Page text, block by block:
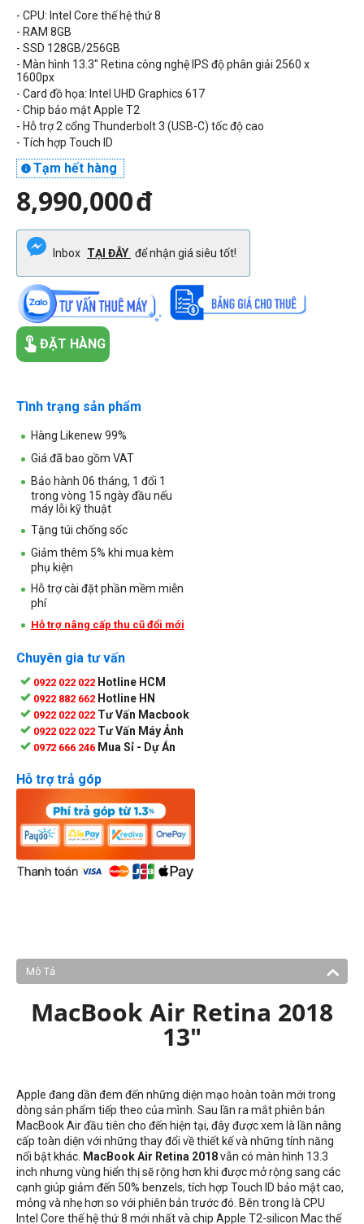
- CPU: Intel Core thế hệ thứ 8
- RAM 8GB
- SSD 128GB/256GB
- Màn hình 13.3" Retina công nghệ IPS độ phân giải 2560 x
1600px
- Card đồ họa: Intel UHD Graphics 617
- Chip bảo mật Apple T2
- Hỗ trợ 2 cổng Thunderbolt 3 (USB-C) tốc độ cao
- Tích hợp Touch ID
Tạm hết hàng

8,990,000đ
Inbox TẠI ĐÂY để nhận giá siêu tốt!
ĐẶT HÀNG
Tình trạng sản phẩm
Hàng Likenew 99%
Giá đã bao gồm VAT
Bảo hành 06 tháng, 1 đổi 1
trong vòng 15 ngày đầu nếu
máy lỗi kỹ thuật
Tặng túi chống sốc
Giảm thêm 5% khi mua kèm
phụ kiện
Hỗ trợ cài đặt phần mềm miễn
phí
Hỗ trợ nâng cấp thu cũ đổi mới
Chuyên gia tư vấn
0922 022 022 Hotline HCM
0922 882 662 Hotline HN
0922 022 022 Tư Vấn Macbook
0922 022 022 Tư Vấn Máy Ảnh
0972 666 246 Mua Sỉ - Dự Án
Hỗ trợ trả góp
Mô Tả
MacBook Air Retina 2018
13"
Apple đang dần đem đến những diện mạo hoàn toàn mới trong
dòng sản phẩm tiếp theo của mình. Sau lần ra mắt phiên bản
MacBook Air đầu tiên cho đến hiện tại, đây được xem là lần nâng
cấp toàn diện với những thay đổi về thiết kế và những tính năng
nổi bật khác. MacBook Air Retina 2018vẫn có màn hình 13.3
inch nhưng vùng hiển thị sẽ rộng hơn khi được mở rộng sang các
cạnh giúp giảm đến 50% benzels, tích hợp Touch ID bảo mật cao,
mỏng và nhẹ hơn so với phiên bản trước đó. Bên trong là CPU
Intel Core thế hệ thứ 8 mới nhất và chip Apple T2-silicon Mac thế